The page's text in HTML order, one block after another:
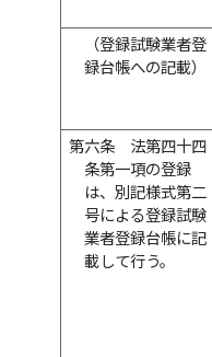
（登録試験業者登
録台帳への記載）
第六条
法第四十四
条第一項の登録
は、別記様式第二
号による登録試験
業者登録台帳に記
載して行う。